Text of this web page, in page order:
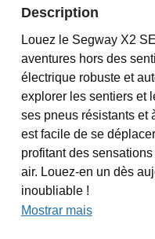
Description
Louez le Segway X2
aventures hors des
électrique robuste et
explorer les sentiers et
ses pneus résistants et
est facile de se
profitant des
air. Louez-en un dès
inoubliable !
Mostrar mais